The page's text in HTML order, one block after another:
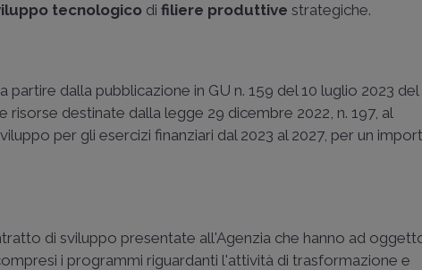
tecnologico difiliere produttive strategiche.
dalla pubblicazione in GU n. 159 del 10 luglio 2023
risorse destinate dalla legge 29 dicembre 2022, n. 197, al
per gli esercizi finanziari dal 2023 al 2027, per un
di sviluppo presentate all'Agenzia che hanno ad
i programmi riguardanti l'attività di trasformazione e